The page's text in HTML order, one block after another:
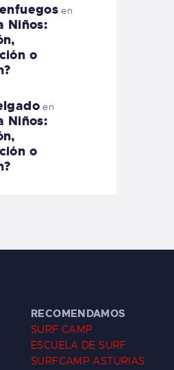
en
Niños:
o
en
Niños:
o
RECOMENDAMOS
SURF CAMP
ESCUELA DE SURF
SURFCAMP ASTURIAS